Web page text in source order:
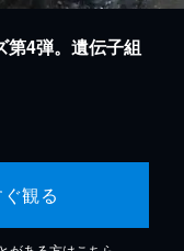
第4弾。遺伝子組
観る